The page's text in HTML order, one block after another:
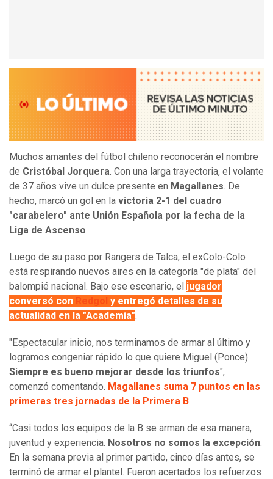
Muchos amantes del fútbol chileno reconocerán el nombre
de Cristóbal Jorquera. Con una larga trayectoria, el volante
de 37 años vive un dulce presente en Magallanes. De
hecho, marcó un gol en la victoria 2-1 del cuadro
"carabelero" ante Unión Española por la fecha de la
Liga de Ascenso.
Luego de su paso por Rangers de Talca, el exColo-Colo
está respirando nuevos aires en la categoría "de plata" del
balompié nacional. Bajo ese escenario, el jugador
conversó con Redgol y entregó detalles de su
actualidad en la "Academia".
"Espectacular inicio, nos terminamos de armar al último y
logramos congeniar rápido lo que quiere Miguel (Ponce).
Siempre es bueno mejorar desde los triunfos",
comenzó comentando. Magallanes suma 7 puntos en las
primeras tres jornadas de la Primera B.
“Casi todos los equipos de la B se arman de esa manera,
juventud y experiencia. Nosotros no somos la excepción.
En la semana previa al primer partido, cinco días antes, se
terminó de armar el plantel. Fueron acertados los refuerzos